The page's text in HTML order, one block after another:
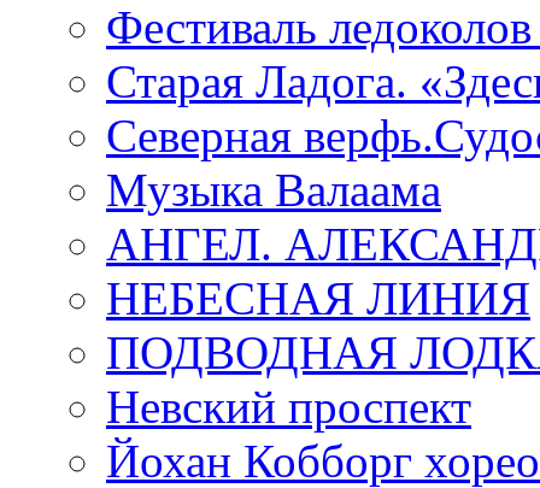
Фестиваль
Старая Ладога.
Северная
Музыка Валаама
АНГЕЛ.
НЕБЕСНАЯ ЛИНИЯ
ПОДВОДНАЯ
Невский проспект
Йохан Кобборг